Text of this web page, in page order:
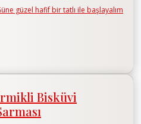
güzel hafif bir tatlı ile başlayalım
Bisküvi